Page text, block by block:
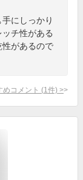
にしっかり
チ性がある
があるので
めコメント (1 件) >